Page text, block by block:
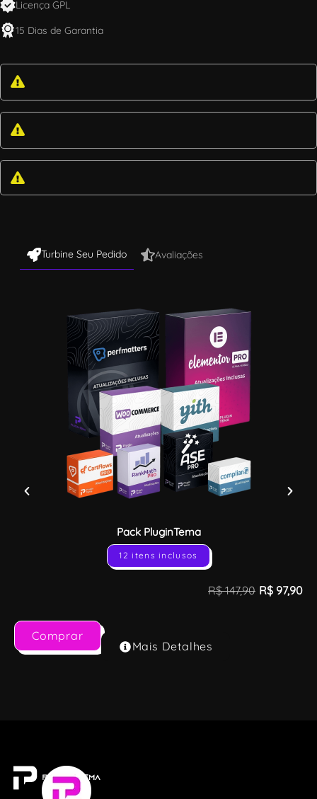
Licença GPL
15 Dias de Garantia
Turbine Seu Pedido Avaliações
Pack PluginTema
12 itens inclusos
R$147,90 R$ 97,90
Comprar
Mais Detalhes